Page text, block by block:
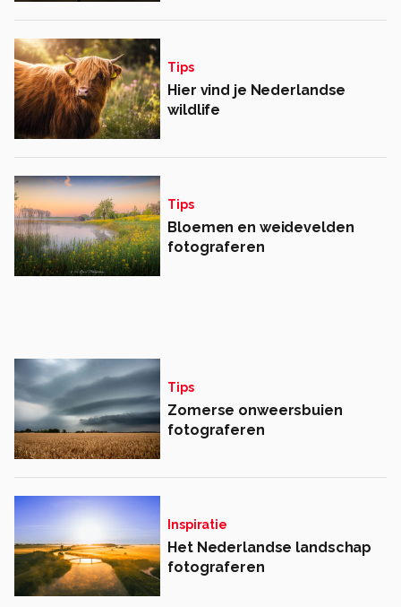
Tips
Hier vind je Nederlandse
wildlife
Tips
Bloemen en weidevelden
fotograferen
Tips
Zomerse onweersbuien
fotograferen
Inspiratie
Het Nederlandse landschap
fotograferen